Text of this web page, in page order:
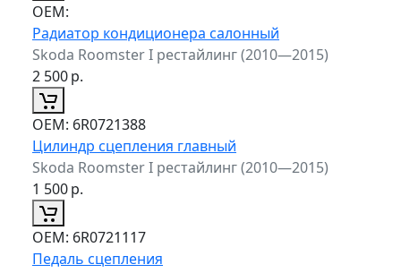
ОЕМ:
Радиатор кондиционера салонный
Skoda Roomster I рестайлинг (2010—2015)
2 500р.
ОЕМ: 6R0721388
Цилиндр сцепления главный
Skoda Roomster I рестайлинг (2010—2015)
1 500р.
ОЕМ: 6R0721117
Педаль сцепления